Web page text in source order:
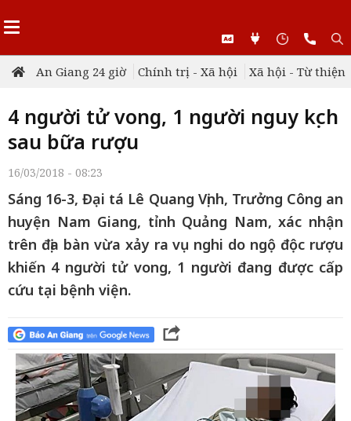
An Giang 24 giờ Chính trị - Xã hội Xã hội - Từ thiện
4 người tử vong, 1 người nguy kịch
sau bữa rượu
16/03/2018 - 08:23
Sáng 16-3, Đại tá Lê Quang Vịnh, Trưởng Công an
huyện Nam Giang, tỉnh Quảng Nam, xác nhận
trên địa bàn vừa xảy ra vụ nghi do ngộ độc rượu
khiến 4 người tử vong, 1 người đang được cấp
cứu tại bệnh viện.